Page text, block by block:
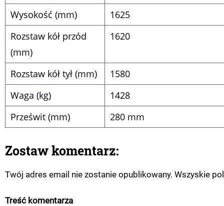
Wysokość (mm)
1625
Rozstaw kół przód
(mm)
1620
Rozstaw kół tył (mm)
1580
Waga (kg)
1428
Prześwit (mm)
280 mm
Zostaw komentarz:
Twój adres email nie zostanie opublikowany. Wszyskie
Treść komentarza